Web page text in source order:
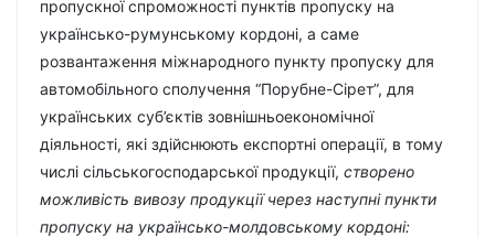
пропускної спроможності пунктів пропуску на
українсько-румунському кордоні, а саме
розвантаження міжнародного пункту пропуску для
автомобільного сполучення “Порубне-Сірет”, для
українських суб’єктів зовнішньоекономічної
діяльності, які здійснюють експортні операції, в тому
числі сільськогосподарської продукції, створено
можливість вивозу продукції через наступні пункти
пропуску на українсько-молдовському кордоні: